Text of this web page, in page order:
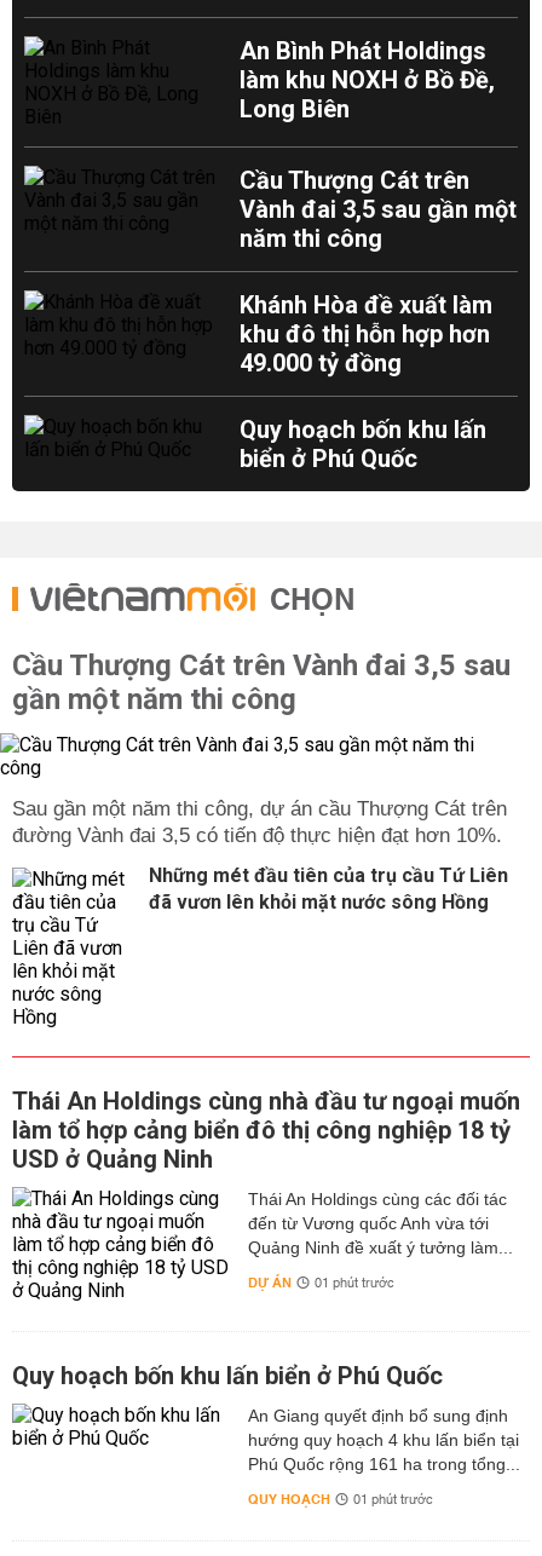
An Bình Phát Holdings
làm khu NOXH ở Bồ Đề,
Long Biên
Cầu Thượng Cát trên
Vành đai 3,5 sau gần một
năm thi công
Khánh Hòa đề xuất làm
khu đô thị hỗn hợp hơn
49.000 tỷ đồng
Quy hoạch bốn khu lấn
biển ở Phú Quốc
CHỌN
Cầu Thượng Cát trên Vành đai 3,5 sau
gần một năm thi công
Sau gần một năm thi công, dự án cầu Thượng Cát trên
đường Vành đai 3,5 có tiến độ thực hiện đạt hơn 10%.
Những mét đầu tiên của trụ cầu Tứ Liên
đã vươn lên khỏi mặt nước sông Hồng
Thái An Holdings cùng nhà đầu tư ngoại muốn
làm tổ hợp cảng biển đô thị công nghiệp 18 tỷ
USD ở Quảng Ninh
Thái An Holdings cùng các đối tác
đến từ Vương quốc Anh vừa tới
Quảng Ninh đề xuất ý tưởng làm...
DỰ ÁN 01 phút trước
Quy hoạch bốn khu lấn biển ở Phú Quốc
An Giang quyết định bổ sung định
hướng quy hoạch 4 khu lấn biển tại
Phú Quốc rộng 161 ha trong tổng...
QUY HOẠCH 01 phút trước